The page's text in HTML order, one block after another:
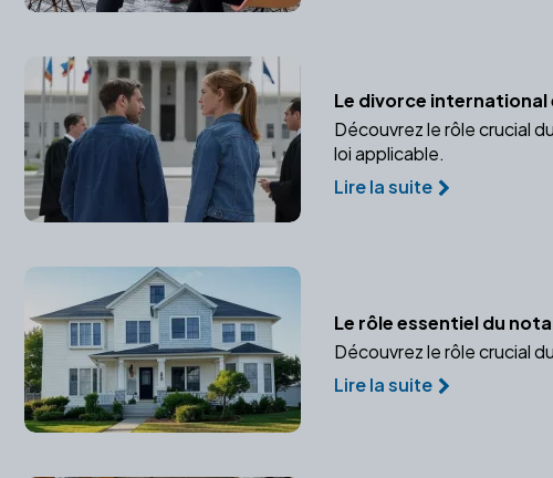
Le divorce
Découvrez le rôle crucial
loi applicable.
Lire la suite
Le rôle essentiel du
Découvrez le rôle crucial
Lire la suite